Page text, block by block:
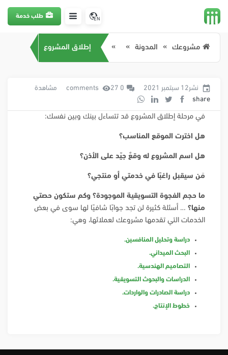
EN طلب خدمة
مشروعك المدونة إطلاق المشروع
نشر12 سبتمبر 2021 0 comments 27 مشاهدة
share
في مرحلة إطلاق المشروع قد تتساءل بينك وبين نفسك:
هل اخترت الموقع المناسب؟
هل اسم المشروع له وقعٌ جيّد على الأذن؟
مَن سيقبل راغبًا في خدمتي أو منتجي؟
ما حجم الفجوة التسويقية الموجودة؟ وكم ستكون حصتي
منها؟ … أسئلة كثيرة لن تجد جوابًا شافيًا لها سوى في بعض
الخدمات التي تقدمها مشروعك لعملائها، وهي:
دراسة وتحليل المنافسين.
البحث الميداني.
التصاميم الهندسية.
الدراسات والبحوث التسويقية.
دراسة الصادرات والواردات.
خطوط الإنتاج.